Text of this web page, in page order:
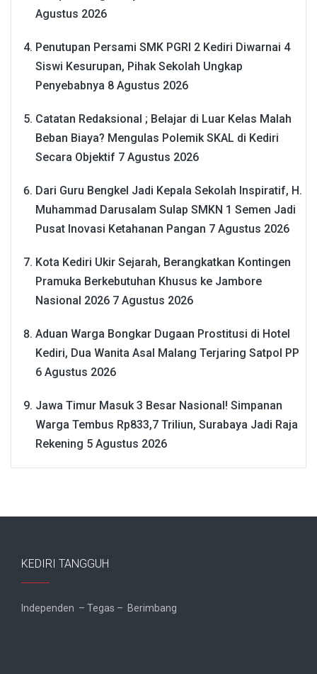
Agustus 2026
Penutupan Persami SMK PGRI 2 Kediri Diwarnai 4
Siswi Kesurupan, Pihak Sekolah Ungkap
Penyebabnya 8 Agustus 2026
Catatan Redaksional ; Belajar di Luar Kelas Malah
Beban Biaya? Mengulas Polemik SKAL di Kediri
Secara Objektif 7 Agustus 2026
Dari Guru Bengkel Jadi Kepala Sekolah Inspiratif, H.
Muhammad Darusalam Sulap SMKN 1 Semen Jadi
Pusat Inovasi Ketahanan Pangan 7 Agustus 2026
Kota Kediri Ukir Sejarah, Berangkatkan Kontingen
Pramuka Berkebutuhan Khusus ke Jambore
Nasional 2026 7 Agustus 2026
Aduan Warga Bongkar Dugaan Prostitusi di Hotel
Kediri, Dua Wanita Asal Malang Terjaring Satpol PP
6 Agustus 2026
Jawa Timur Masuk 3 Besar Nasional! Simpanan
Warga Tembus Rp833,7 Triliun, Surabaya Jadi Raja
Rekening 5 Agustus 2026
KEDIRI TANGGUH
Independen – Tegas – Berimbang